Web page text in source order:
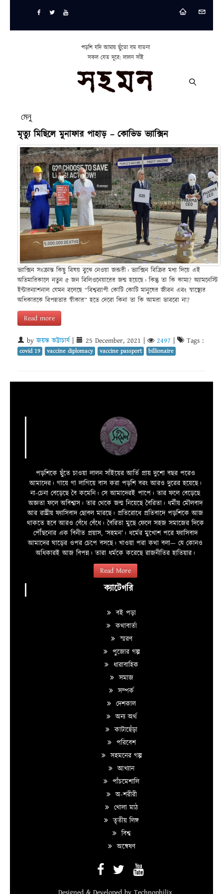
পড়শি যদি আমায় ছুঁতো যম যাতনা
সকল যেত দূরে: লালন সাঁই
মেনু
মৃত্যু মিছিলে মুনাফার পাহাড় – কোভিড ভ্যাক্সিন
ভ্যাক্সিন সংক্রান্ত কিছু বিষয় বুঝে নেওয়া জরুরী। ভ্যাক্সিন বিক্রির মধ্য দিয়ে এই
অতিমারিকালে নতুন ৫ জন বিলিওনেয়ারের জন্ম হয়েছে। কিন্তু তা কি কাম্য? অ্যামনেস্টি
ইন্টারন্যাশনাল যেমন বলেছে “বিশ্বব্যাপী কোটি কোটি মানুষের জীবন এবং স্বাস্থ্যের
অধিকারকে বিপন্নতার স্বীকার” হতে দেবো কিনা তা কি আমরা ভাববো না?
Read more
byজয়ন্ত ভট্টাচার্য 25 December, 2021 2497 Tags :
covid 19 vaccine diplomacy vaccine passport billionaire
পড়শিকে ছুঁতে চাওয়া লালন সাঁইয়ের আর্তি প্রায় দুশো বছর পরেও
আমাদের। গায়ে গা লাগিয়ে বাস করা পড়শি বরং আরও দুরের হয়েছে।
না-চেনা বেড়েছে বৈ কমেনি। সে আমাদেরই পাপে। তার ফলে বেড়েছে
অজ্ঞতা ফলে অবিশ্বাস। তার থেকে জন্ম নিয়েছে বৈরিতা। ধর্মীয় মৌলবাদ
আর রাষ্ট্রীয় ফ্যাসিবাদ ছোবল মারছে। প্রতিরোধে প্রতিবাদে পড়শিকে আজ
থাকতে হবে আরও বেঁধে বেঁধে। বৈরিতা মুছে ফেলে সহজ সমাজের দিকে
পৌঁছনোর এক বিনীত প্রয়াস, ‘সহমন’। ধর্মের মুখোশ পরে ফ্যাসিবাদ
আমাদের ঘাড়ের ওপর চেপে বসছে। খাওয়া পরা কথা বলা—­­ যে কোনও
অধিকারই আজ বিপন্ন। তারা ধর্মকে করেছে রাজনীতির হাতিয়ার।
Read More
ক্যাটেগরি
বই পড়া
কথাবার্তা
স্মরণ
পুজোর গল্প
ধারাবাহিক
সমাজ
সম্পর্ক
দেশকাল
অন্য অর্থ
কাটাছেঁড়া
পরিবেশ
সহমনের গল্প
আখ্যান
পাঁচমেশালি
অ-শরীরী
খোলা মাঠ
তৃতীয় লিঙ্গ
বিশ্ব
অন্বেষণ